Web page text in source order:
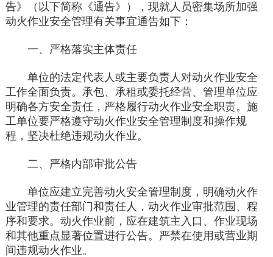
告》（以下简称《通告》），现就人员密集场所加强
动火作业安全管理有关事宜通告如下：
一、严格落实主体责任
单位的法定代表人或主要负责人对动火作业安全
工作全面负责。承包、承租或委托经营、管理单位应
明确各方安全责任，严格履行动火作业安全职责。施
工单位要严格遵守动火作业安全管理制度和操作规
程，坚决杜绝违规动火作业。
二、严格内部审批公告
单位应建立完善动火安全管理制度，明确动火作
业管理的责任部门和责任人，动火作业审批范围、程
序和要求。动火作业前，应在建筑主入口、作业现场
和其他重点显著位置进行公告。严禁在使用或营业期
间违规动火作业。